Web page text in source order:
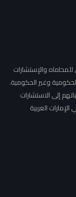
والإستشارات
وغير الحكومية.
إلى الاستشارات
العربية